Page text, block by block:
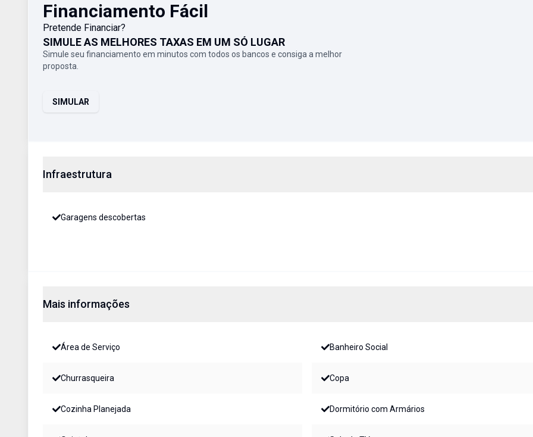
Financiamento Fácil
Pretende Financiar?
SIMULE AS MELHORES TAXAS EM UM SÓ LUGAR
Simule seu financiamento em minutos com todos os bancos e consiga a melhor
proposta.
SIMULAR
Infraestrutura
Garagens descobertas
Mais informações
Área de Serviço Banheiro Social
Churrasqueira Copa
Cozinha Planejada Dormitório com Armários